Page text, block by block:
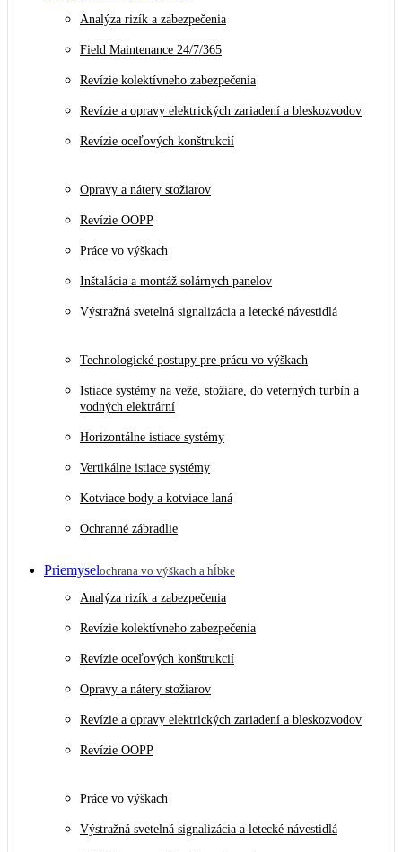
Analýza rizík a zabezpečenia
Field Maintenance 24/7/365
Revízie kolektívneho zabezpečenia
Revízie a opravy elektrických zariadení a bleskozvodov
Revízie oceľových konštrukcií
Opravy a nátery stožiarov
Revízie OOPP
Práce vo výškach
Inštalácia a montáž solárnych panelov
Výstražná svetelná signalizácia a letecké návestidlá
Technologické postupy pre prácu vo výškach
Istiace systémy na veže, stožiare, do veterných turbín a
vodných elektrární
Horizontálne istiace systémy
Vertikálne istiace systémy
Kotviace body a kotviace laná
Ochranné zábradlie
Priemyselochrana vo výškach a hĺbke
Analýza rizík a zabezpečenia
Revízie kolektívneho zabezpečenia
Revízie oceľových konštrukcií
Opravy a nátery stožiarov
Revízie a opravy elektrických zariadení a bleskozvodov
Revízie OOPP
Práce vo výškach
Výstražná svetelná signalizácia a letecké návestidlá